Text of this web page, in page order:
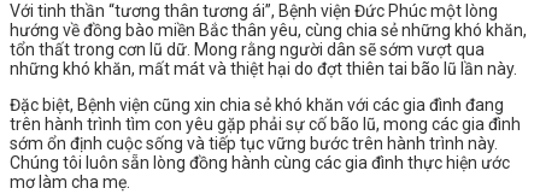
Với tinh thần “tương thân tương ái”, Bệnh viện Đức Phúc một lòng
hướng về đồng bào miền Bắc thân yêu, cùng chia sẻ những khó khăn,
tổn thất trong cơn lũ dữ. Mong rằng người dân sẽ sớm vượt qua
những khó khăn, mất mát và thiệt hại do đợt thiên tai bão lũ lần này.
Đặc biệt, Bệnh viện cũng xin chia sẻ khó khăn với các gia đình đang
trên hành trình tìm con yêu gặp phải sự cố bão lũ, mong các gia đình
sớm ổn định cuộc sống và tiếp tục vững bước trên hành trình này.
Chúng tôi luôn sẵn lòng đồng hành cùng các gia đình thực hiện ước
mơ làm cha mẹ.